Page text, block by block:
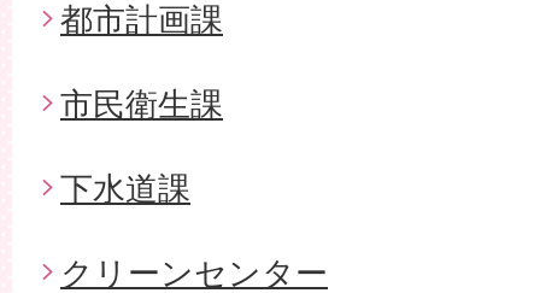
都市計画課
市民衛生課
下水道課
クリーンセンター